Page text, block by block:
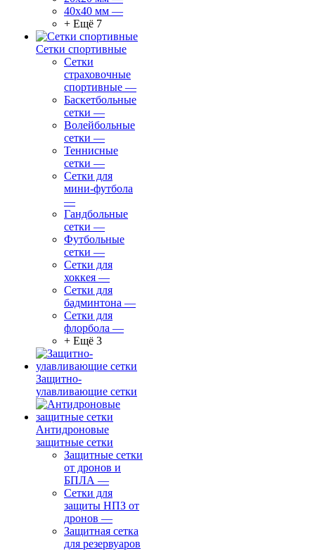
40х40 мм —
+ Ещё 7
Сетки спортивные
Сетки
страховочные
спортивные —
Баскетбольные
сетки —
Волейбольные
сетки —
Теннисные
сетки —
Сетки для
мини-футбола
—
Гандбольные
сетки —
Футбольные
сетки —
Сетки для
хоккея —
Сетки для
бадминтона —
Сетки для
флорбола —
+ Ещё 3
Защитно-
улавливающие сетки
Антидроновые
защитные сетки
Защитные сетки
от дронов и
БПЛА —
Сетки для
защиты НПЗ от
дронов —
Защитная сетка
для резервуаров